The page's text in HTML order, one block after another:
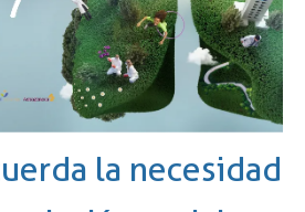
la necesidad